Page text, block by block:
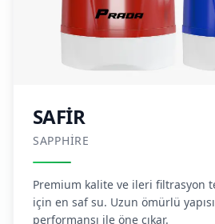
SAFİR
SAPPHIRE
Premium kalite ve ileri filtrasyon
için en saf su. Uzun ömürlü
performansı ile öne çıkar.